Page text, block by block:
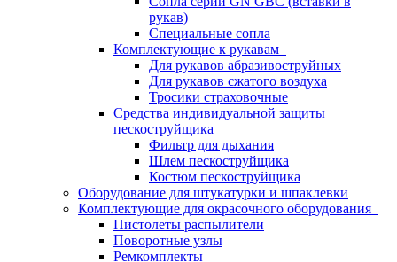
рукав)
Специальные сопла
Комплектующие к рукавам
Для рукавов абразивоструйных
Для рукавов сжатого воздуха
Тросики страховочные
Средства индивидуальной защиты
пескоструйщика
Фильтр для дыхания
Шлем пескоструйщика
Костюм пескоструйщика
Оборудование для штукатурки и шпаклевки
Комплектующие для окрасочного оборудования
Пистолеты распылители
Поворотные узлы
Ремкомплекты